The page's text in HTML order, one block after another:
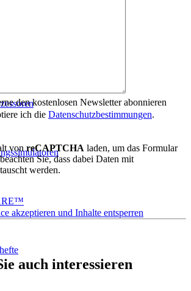
den kostenlosen Newsletter abonnieren
ich die Datenschutzbestimmungen.
von reCAPTCHA laden, um das Formular
Sie, dass dabei Daten mit
werden.
akzeptieren und Inhalte entsperren
auch interessieren